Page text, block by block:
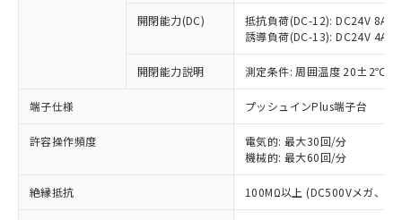
開閉能力(DC)
抵抗負荷(DC-12): DC24V 8A/
誘導負荷(DC-13): DC24V 4A/
開閉能力説明 測定条件: 周囲温度 20±2℃、
端子仕様 プッシュインPlus端子台
許容操作頻度
電気的: 最大30回/分
機械的: 最大60回/分
絶縁抵抗 100MΩ以上 (DC500Vメガ、点
ことをご了承ください。
在庫状況および標準価格照会結果は、
記載している更新日時点での社内デー
タに基づき作成されるものであり、閲
覧された時点での実際の在庫および標
準価格とは異なる場合があることをご
正式な納期状況および標準価格はお客
様のお取引先、またはお客様担当のオ
ムロン制御機器販売店・当社販売員に
いたものが、含有品と判明した場合などや
むを得ず変更することがあります。
*EU RoHS指令（10物質）：
鉛(Pb) 1000ppm以下、 水銀(Hg) 1000ppm以下、 カド
六価クロム(Cr(Ⅵ)) 1000ppm以下、ポリ臭化ビフェニル
類(PBB) 1000ppm以下、ポリ臭化ジフェニルエーテル類
(PBDE) 1000ppm以下、フタル酸ビス(2-エチルヘキシ
ル) (DEHP)(別名：DOP) 1000ppm以下、フタル酸ブチ
ルベンジル（BBP） 1000ppm以下、フタル酸ジブチル
（DBP） 1000ppm以下、フタル酸ジイソブチル
(DIBP) 1000ppm以下
但し、RoHS指令で産業用監視および制御機器に対する
基準値を超えていることを示します。
「－」：未確認です。当社販売部門へお問
ム) : 100ppm、
Cr(Ⅵ)(六価クロム) : 1000ppm、 PBBs(ポリ臭化ビフェ
ニル類) : 1000ppm、 PBDEs(ポリ臭化ジフェニルエーテ
ル類) : 1000ppm、
DBP(フタル酸ジブチル) : 1000ppm、 DIBP(フタル酸ジ
イソブチル) : 1000ppm、 BBP(フタル酸ブチルベンジ
ル) : 1000ppm、
DEHP(フタル酸ビス(2-エチルヘキシル)) : 1000ppm
当社は、これら貴社製品のうち、外国
為替および外国貿易法に定める商品
（以下｢規制貨物等」という）を輸出
または国外への提供する場合は、日本
国政府の輸出許可(または役務取引許
可)を取得するなどの必要な手続きを
当社は規制貨物を破棄する場合は、完
全に破砕するなど、違法に輸出されな
いよう必要な手段を講じます。
当社は貴社製品を、核兵器、ミサイ
説明
○ 一定数以上の在庫あり
一定数には満たないが在庫あり